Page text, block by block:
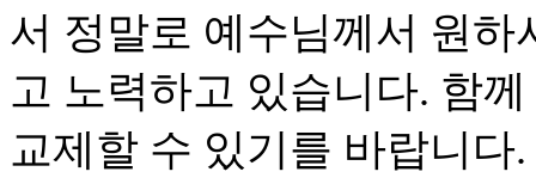
서 정말로 예수님께서 원
고 노력하고 있습니다. 함
교제할 수 있기를 바랍니다.